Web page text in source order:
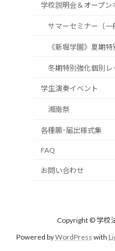
学校説明会＆オープン
サマーセミナー〔一
《新堀学園》夏期
冬期特別強化個別レ
学生演奏イベント
湘南祭
各種願･届出様式集
FAQ
お問い合わせ
Copyright © 学校
Powered byWordPress with